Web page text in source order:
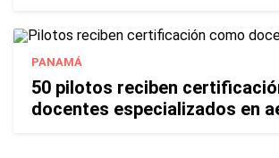
PANAMÁ
50 pilotos reciben
docentes especializados en